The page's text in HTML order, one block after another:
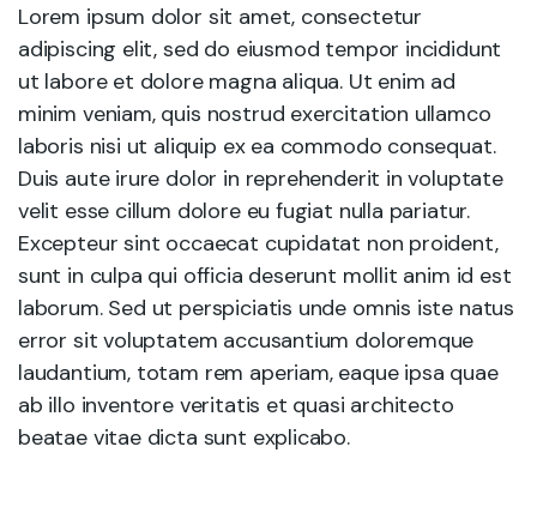
Lorem ipsum dolor sit amet, consectetur
adipiscing elit, sed do eiusmod tempor incididunt
ut labore et dolore magna aliqua. Ut enim ad
minim veniam, quis nostrud exercitation ullamco
laboris nisi ut aliquip ex ea commodo consequat.
Duis aute irure dolor in reprehenderit in voluptate
velit esse cillum dolore eu fugiat nulla pariatur.
Excepteur sint occaecat cupidatat non proident,
sunt in culpa qui officia deserunt mollit anim id est
laborum. Sed ut perspiciatis unde omnis iste natus
error sit voluptatem accusantium doloremque
laudantium, totam rem aperiam, eaque ipsa quae
ab illo inventore veritatis et quasi architecto
beatae vitae dicta sunt explicabo.